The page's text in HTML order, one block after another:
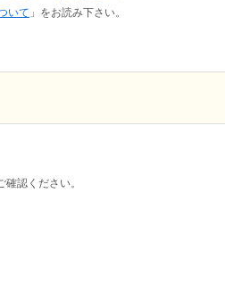
環境は、Windows XP(SP3) +
、11.5以前では動作しません。
いて 」をお読み下さい。
認ください。